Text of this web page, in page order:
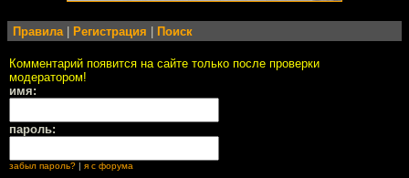
Правила Регистрация Поиск
Комментарий появится на сайте только после проверки
модератором!
имя:
пароль:
забыл пароль? | я с форума